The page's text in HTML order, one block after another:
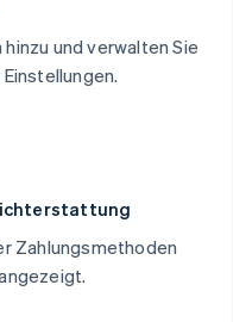
und verwalten Sie
Zahlungsmethoden